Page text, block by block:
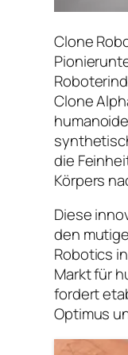
Clone
Clone
die
Körpers
Diese
den
Robotics
Markt für
fordert
Optimus